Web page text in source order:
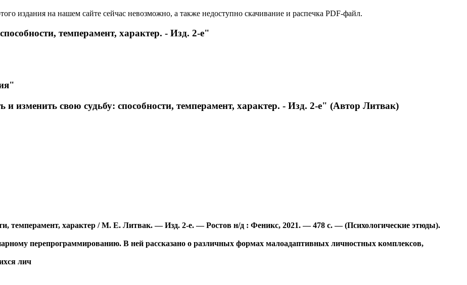
издания на нашем сайте сейчас невозможно, а также недоступно скачивание и распечка PDF-файл.
темперамент, характер. - Изд. 2-е"
и изменить свою судьбу: способности, темперамент, характер. - Изд. 2-е" (Автор Литвак)
темперамент, характер / М. Е. Литвак. — Изд. 2-е. — Ростов н/д : Феникс, 2021. — 478 с. — (Психологические этюды).
перепрограммированию. В ней рассказано о различных формах малоадаптивных личностных комплексов,
лич